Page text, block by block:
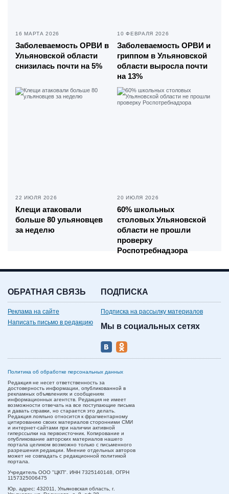
16 МАРТА 2026
Заболеваемость ОРВИ в
Ульяновской области
снизилась почти на 5%
10 ФЕВРАЛЯ 2026
Заболеваемость ОРВИ и
гриппом в Ульяновской
области выросла почти
на 13%
22 ИЮЛЯ 2026
Клещи атаковали
больше 80 ульяновцев
за неделю
20 ИЮЛЯ 2026
60% школьных
столовых Ульяновской
области не прошли
проверку
Роспотребнадзора
ОБРАТНАЯ СВЯЗЬ
Реклама на сайте
Написать письмо в редакцию
ПОДПИСКА
Подписка на рассылку материалов
Мы в социальных сетях
Политика об обработке персональных данных
Редакция не несет ответственность за
достоверность информации, опубликованной в
рекламных объявлениях и сообщениях
информационных агентств. Редакция не имеет
возможности отвечать на все поступающие письма
и давать справки, но старается это делать.
Редакция лояльно относится к фрагментарному
цитированию своих материалов сторонними СМИ
и интернет-сайтами при наличии активной
гиперссылки на первоисточник. Копирование и
опубликование авторских материалов нашего
портала целиком возможно только с письменного
разрешения редакции. Мнение отдельных авторов
может не совпадать с редакционной политикой
портала.
Учредитель ООО "ЦКП". ИНН 7325140148, ОГРН
1157325006475
Юр. адрес: 432011, Ульяновская область, г.